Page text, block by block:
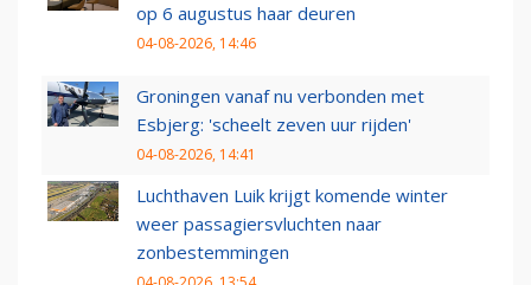
op 6 augustus haar deuren
04-08-2026, 14:46
Groningen vanaf nu verbonden met
Esbjerg: 'scheelt zeven uur rijden'
04-08-2026, 14:41
Luchthaven Luik krijgt komende winter
weer passagiersvluchten naar
zonbestemmingen